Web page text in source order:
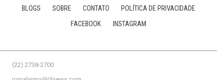
BLOGS SOBRE CONTATO
POLÍTICA DE PRIVACIDADE
FACEBOOK
INSTAGRAM
(22) 2738-2700